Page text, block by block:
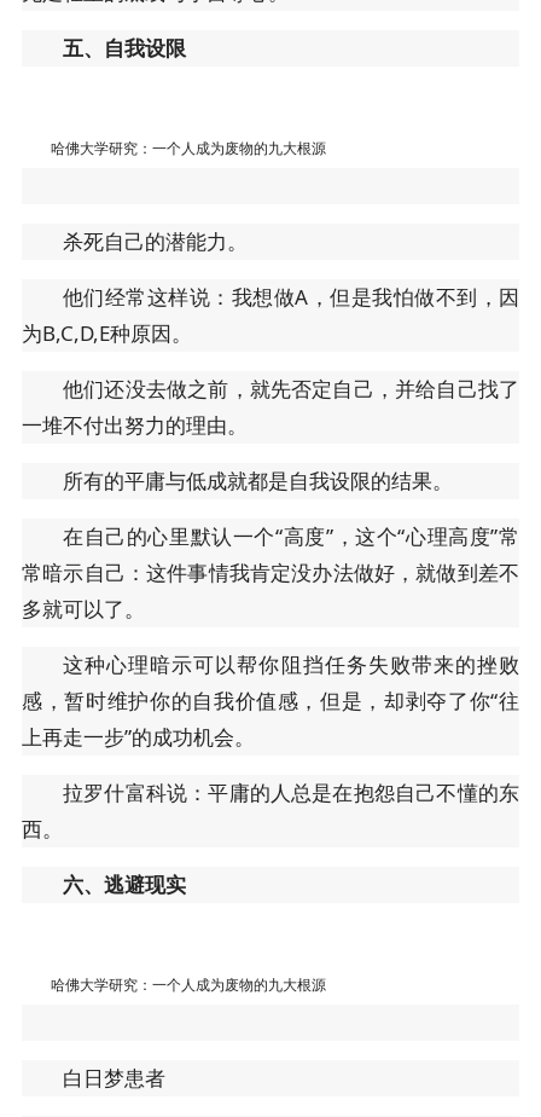
五、自我设限
哈佛大学研究：一个人成为废物的九大根源
杀死自己的潜能力。
他们经常这样说：我想做A，但是我怕做不到，因
为B,C,D,E种原因。
他们还没去做之前，就先否定自己，并给自己找了
一堆不付出努力的理由。
所有的平庸与低成就都是自我设限的结果。
在自己的心里默认一个“高度”，这个“心理高度”常
常暗示自己：这件事情我肯定没办法做好，就做到差不
多就可以了。
这种心理暗示可以帮你阻挡任务失败带来的挫败
感，暂时维护你的自我价值感，但是，却剥夺了你“往
上再走一步”的成功机会。
拉罗什富科说：平庸的人总是在抱怨自己不懂的东
西。
六、逃避现实
哈佛大学研究：一个人成为废物的九大根源
白日梦患者